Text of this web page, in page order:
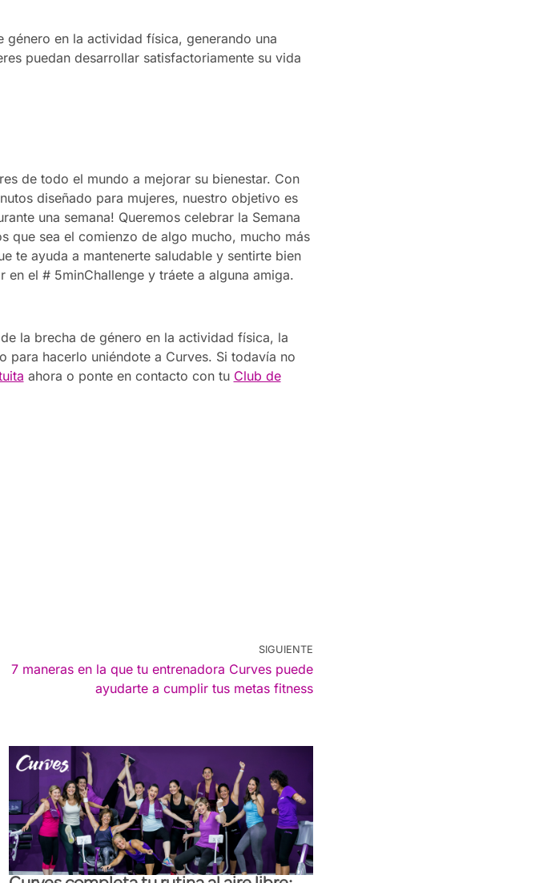
en la actividad física, generando una
puedan desarrollar satisfactoriamente su vida
de todo el mundo a mejorar su bienestar. Con
diseñado para mujeres, nuestro objetivo es
una semana! Queremos celebrar la Semana
que sea el comienzo de algo mucho, mucho más
te ayuda a mantenerte saludable y sentirte bien
el # 5minChallenge y tráete a alguna amiga.
la brecha de género en la actividad física, la
para hacerlo uniéndote a Curves. Si todavía no
ahora o ponte en contacto con tu Club de
SIGUIENTE
7 maneras en la que tu entrenadora Curves puede
ayudarte a cumplir tus metas fitness